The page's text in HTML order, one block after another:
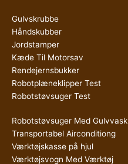
Gulvskrubbe
Håndskubber
Jordstamper
Kæde Til Motorsav
Rendejernsbukker
Robotplæneklipper Test
Robotstøvsuger Test
Robotstøvsuger Med Gulvvask
Transportabel Airconditiong
Værktøjskasse på hjul
Værktøjsvogn Med Værktøj